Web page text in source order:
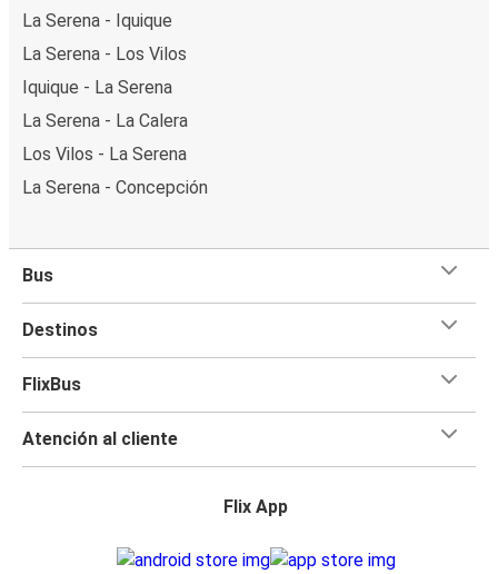
La Serena - Iquique
La Serena - Los Vilos
Iquique - La Serena
La Serena - La Calera
Los Vilos - La Serena
La Serena - Concepción
Bus
Destinos
FlixBus
Atención al cliente
Flix App